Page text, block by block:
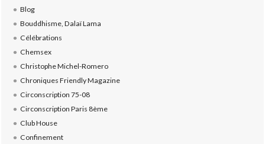
Blog
Bouddhisme, Dalaï Lama
Célébrations
Chemsex
Christophe Michel-Romero
Chroniques Friendly Magazine
Circonscription 75-08
Circonscription Paris 8ème
Club House
Confinement